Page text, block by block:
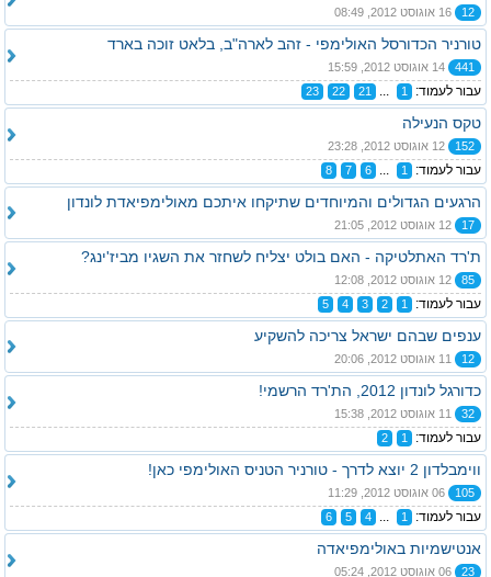
12
טורניר הכדורסל האולימפי - זהב לארה"ב, בלאט זוכה בארד
441
עבור לעמוד: 1
...
21
22
23
טקס הנעילה
152
עבור לעמוד: 1
...
6
7
8
הרגעים הגדולים והמיוחדים שתיקחו איתכם מאולימפיאדת לונדון
17
ת'רד האתלטיקה - האם בולט יצליח לשחזר את השגיו מביז'ינג?
85
עבור לעמוד: 1
2
3
4
5
ענפים שבהם ישראל צריכה להשקיע
12
כדורגל לונדון 2012, הת'רד הרשמי!
32
עבור לעמוד: 1
2
ווימבלדון 2 יוצא לדרך - טורניר הטניס האולימפי כאן!
105
עבור לעמוד: 1
...
4
5
6
אנטישמיות באולימפיאדה
23